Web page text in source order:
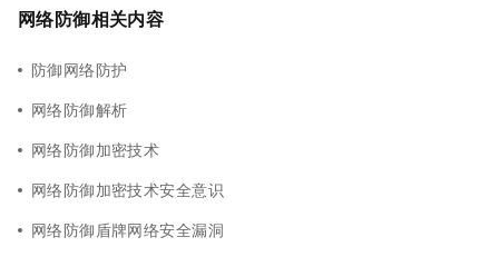
网络防御相关内容
防御网络防护
网络防御解析
网络防御加密技术
网络防御加密技术安全意识
网络防御盾牌网络安全漏洞